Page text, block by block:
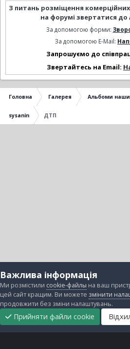
З питань розміщення комерційних
на форумі звертатися до
За допомогою форми:
За допомогою E-Mail:
Запрошуємо до
Звертайтесь на Email:
Головна Галерея Альбоми
sysanin ДТП
Важлива інформація
Ми розмістили cookie-файлы на ваш
цей сайт кращим. Ви можете змінити
продовжити без зміни налаштувань.
Прийняти файли cookie
Головна
Підтримати
нас
Прибрати
рекламу
Завантаження